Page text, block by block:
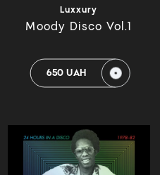
Luxxury
Moody Disco Vol.1
650 UAH